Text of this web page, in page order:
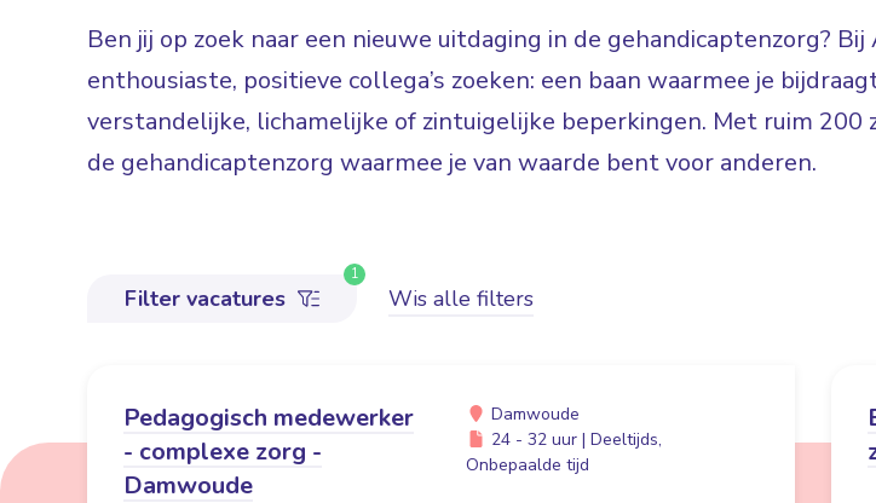
Ben jij op zoek naar een nieuwe uitdaging in de gehandicaptenzorg?
enthousiaste, positieve collega’s zoeken: een baan waarmee je
verstandelijke, lichamelijke of zintuigelijke beperkingen. Met ruim 200
de gehandicaptenzorg waarmee je van waarde bent voor anderen.
Filter vacatures
1
Wis alle filters
Pedagogisch medewerker
- complexe zorg -
Damwoude
Damwoude
24 - 32 uur | Deeltijds,
Onbepaalde tijd